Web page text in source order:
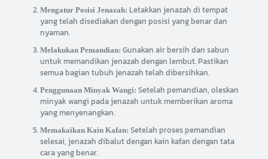
Mengatur Posisi Jenazah: Letakkan jenazah di tempat
yang telah disediakan dengan posisi yang benar dan
nyaman.
Melakukan Pemandian: Gunakan air bersih dan sabun
untuk memandikan jenazah dengan lembut. Pastikan
semua bagian tubuh jenazah telah dibersihkan.
Penggunaan Minyak Wangi: Setelah pemandian, oleskan
minyak wangi pada jenazah untuk memberikan aroma
yang menyenangkan.
Memakaikan Kain Kafan: Setelah proses pemandian
selesai, jenazah dibalut dengan kain kafan dengan tata
cara yang benar.